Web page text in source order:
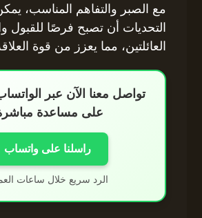
مع الصبر والتفاهم المناسب،
التحديات أن تصبح فرصًا للقبول
العائلتين، مما يعزز من قوة
تواصل معنا الآن عبر
على مساعدة
راسلنا على واتساب
الرد سريع خلال ساعات